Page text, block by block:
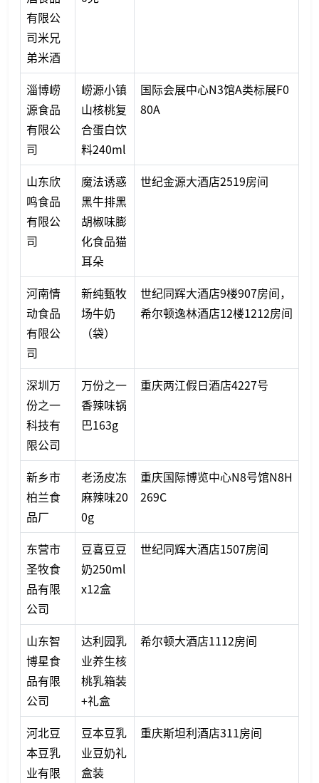
有限公
司米兄
弟米酒
淄博崂
源食品
有限公
司
崂源小镇
山核桃复
合蛋白饮
料240ml
国际会展中心N3馆A类标展F0
80A
山东欣
鸣食品
有限公
司
魔法诱惑
黑牛排黑
胡椒味膨
化食品猫
耳朵
世纪金源大酒店2519房间
河南情
动食品
有限公
司
新纯甄牧
场牛奶
（袋）
世纪同辉大酒店9楼907房间，
希尔顿逸林酒店12楼1212房间
深圳万
份之一
科技有
限公司
万份之一
香辣味锅
巴163g
重庆两江假日酒店4227号
新乡市
柏兰食
品厂
老汤皮冻
麻辣味20
0g
重庆国际博览中心N8号馆N8H
269C
东营市
圣牧食
品有限
公司
豆喜豆豆
奶250ml
x12盒
世纪同辉大酒店1507房间
山东智
博星食
品有限
公司
达利园乳
业养生核
桃乳箱装
+礼盒
希尔顿大酒店1112房间
河北豆
本豆乳
业有限
豆本豆乳
业豆奶礼
盒装
重庆斯坦利酒店311房间